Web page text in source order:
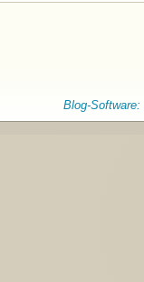
Blog-Software: